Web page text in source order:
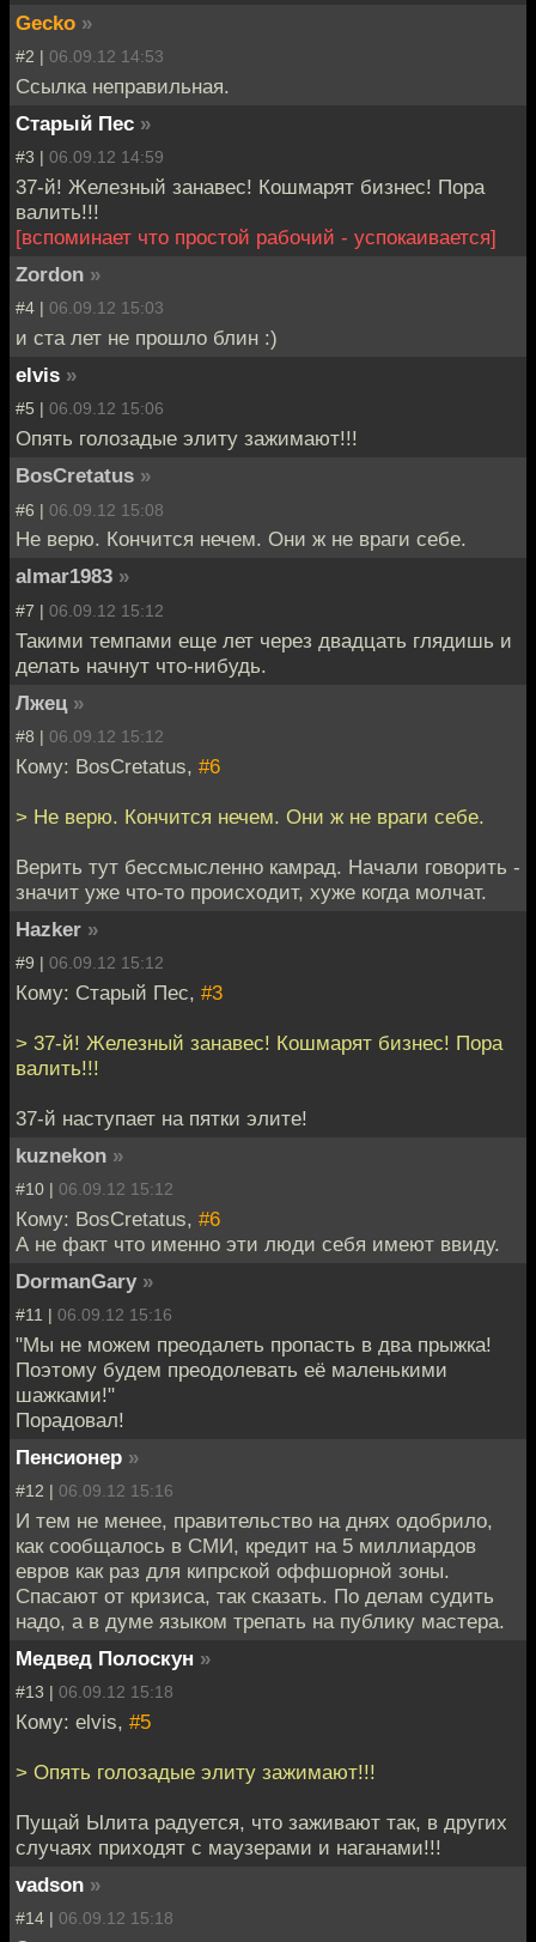
Gecko »
#2 | 06.09.12 14:53
Ссылка неправильная.
Старый Пес »
#3 | 06.09.12 14:59
37-й! Железный занавес! Кошмарят бизнес! Пора
валить!!!
[вспоминает что простой рабочий - успокаивается]
Zordon »
#4 | 06.09.12 15:03
и ста лет не прошло блин :)
elvis »
#5 | 06.09.12 15:06
Опять голозадые элиту зажимают!!!
BosCretatus »
#6 | 06.09.12 15:08
Не верю. Кончится нечем. Они ж не враги себе.
almar1983 »
#7 | 06.09.12 15:12
Такими темпами еще лет через двадцать глядишь и
делать начнут что-нибудь.
Лжец »
#8 | 06.09.12 15:12
Кому: BosCretatus, #6
> Не верю. Кончится нечем. Они ж не враги себе.
Верить тут бессмысленно камрад. Начали говорить -
значит уже что-то происходит, хуже когда молчат.
Hazker »
#9 | 06.09.12 15:12
Кому: Старый Пес, #3
> 37-й! Железный занавес! Кошмарят бизнес! Пора
валить!!!
37-й наступает на пятки элите!
kuznekon »
#10 | 06.09.12 15:12
Кому: BosCretatus, #6
А не факт что именно эти люди себя имеют ввиду.
DormanGary »
#11 | 06.09.12 15:16
"Мы не можем преодалеть пропасть в два прыжка!
Поэтому будем преодолевать её маленькими
шажками!"
Порадовал!
Пенсионер »
#12 | 06.09.12 15:16
И тем не менее, правительство на днях одобрило,
как сообщалось в СМИ, кредит на 5 миллиардов
евров как раз для кипрской оффшорной зоны.
Спасают от кризиса, так сказать. По делам судить
надо, а в думе языком трепать на публику мастера.
Медвед Полоскун »
#13 | 06.09.12 15:18
Кому: elvis, #5
> Опять голозадые элиту зажимают!!!
Пущай Ылита радуется, что заживают так, в других
случаях приходят с маузерами и наганами!!!
vadson »
#14 | 06.09.12 15:18